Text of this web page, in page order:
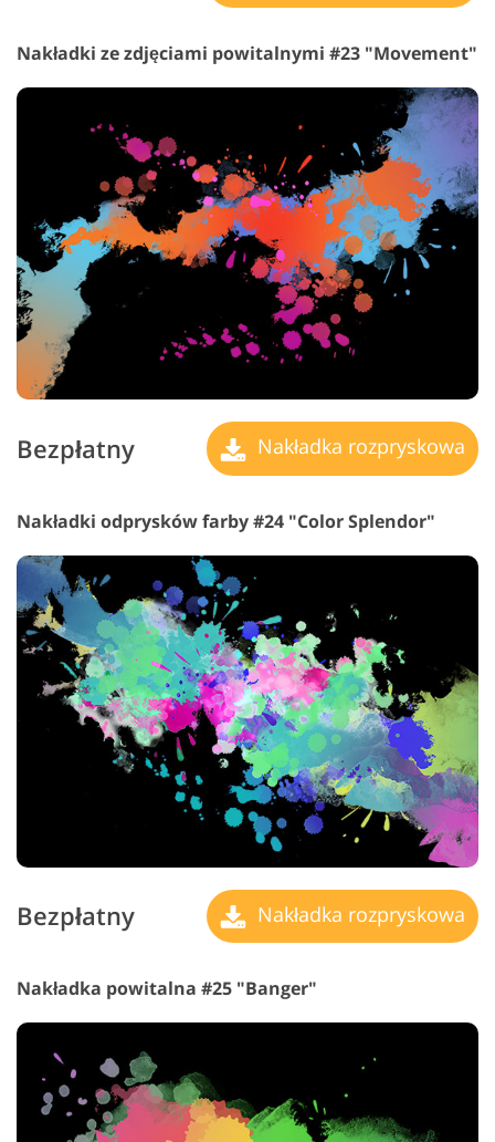
Nakładki ze zdjęciami powitalnymi #23 "Movement"
Bezpłatny Nakładka rozpryskowa
Nakładki odprysków farby #24 "Color Splendor"
Bezpłatny Nakładka rozpryskowa
Nakładka powitalna #25 "Banger"